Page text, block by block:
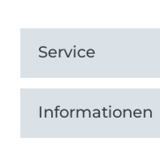
Service
Informationen